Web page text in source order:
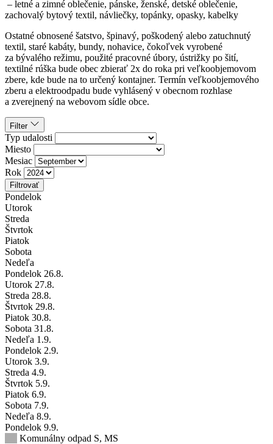
– letné a zimné oblečenie, pánske, ženské, detské oblečenie,
zachovalý bytový textil, návliečky, topánky, opasky, kabelky
Ostatné obnosené šatstvo, špinavý, poškodený alebo zatuchnutý
textil, staré kabáty, bundy, nohavice, čokoľvek vyrobené
za bývalého režimu, použité pracovné úbory, ústrižky po šití,
textilné rúška bude obec zbierať 2x do roka pri veľkoobjemovom
zbere, kde bude na to určený kontajner. Termín veľkoobjemového
zberu a elektroodpadu bude vyhlásený v obecnom rozhlase
a zverejnený na webovom sídle obce.
Filter
Typ udalosti
Miesto
Mesiac
Rok
Filtrovať
Pondelok
Utorok
Streda
Štvrtok
Piatok
Sobota
Nedeľa
Pondelok 26.8.
Utorok 27.8.
Streda 28.8.
Štvrtok 29.8.
Piatok 30.8.
Sobota 31 .8.
Nedeľa 1 .9.
Pondelok 2.9.
Utorok 3.9.
Streda 4.9.
Štvrtok 5.9.
Piatok 6.9.
Sobota 7.9.
Nedeľa 8.9.
Pondelok 9.9.
Komunálny odpad S, MS